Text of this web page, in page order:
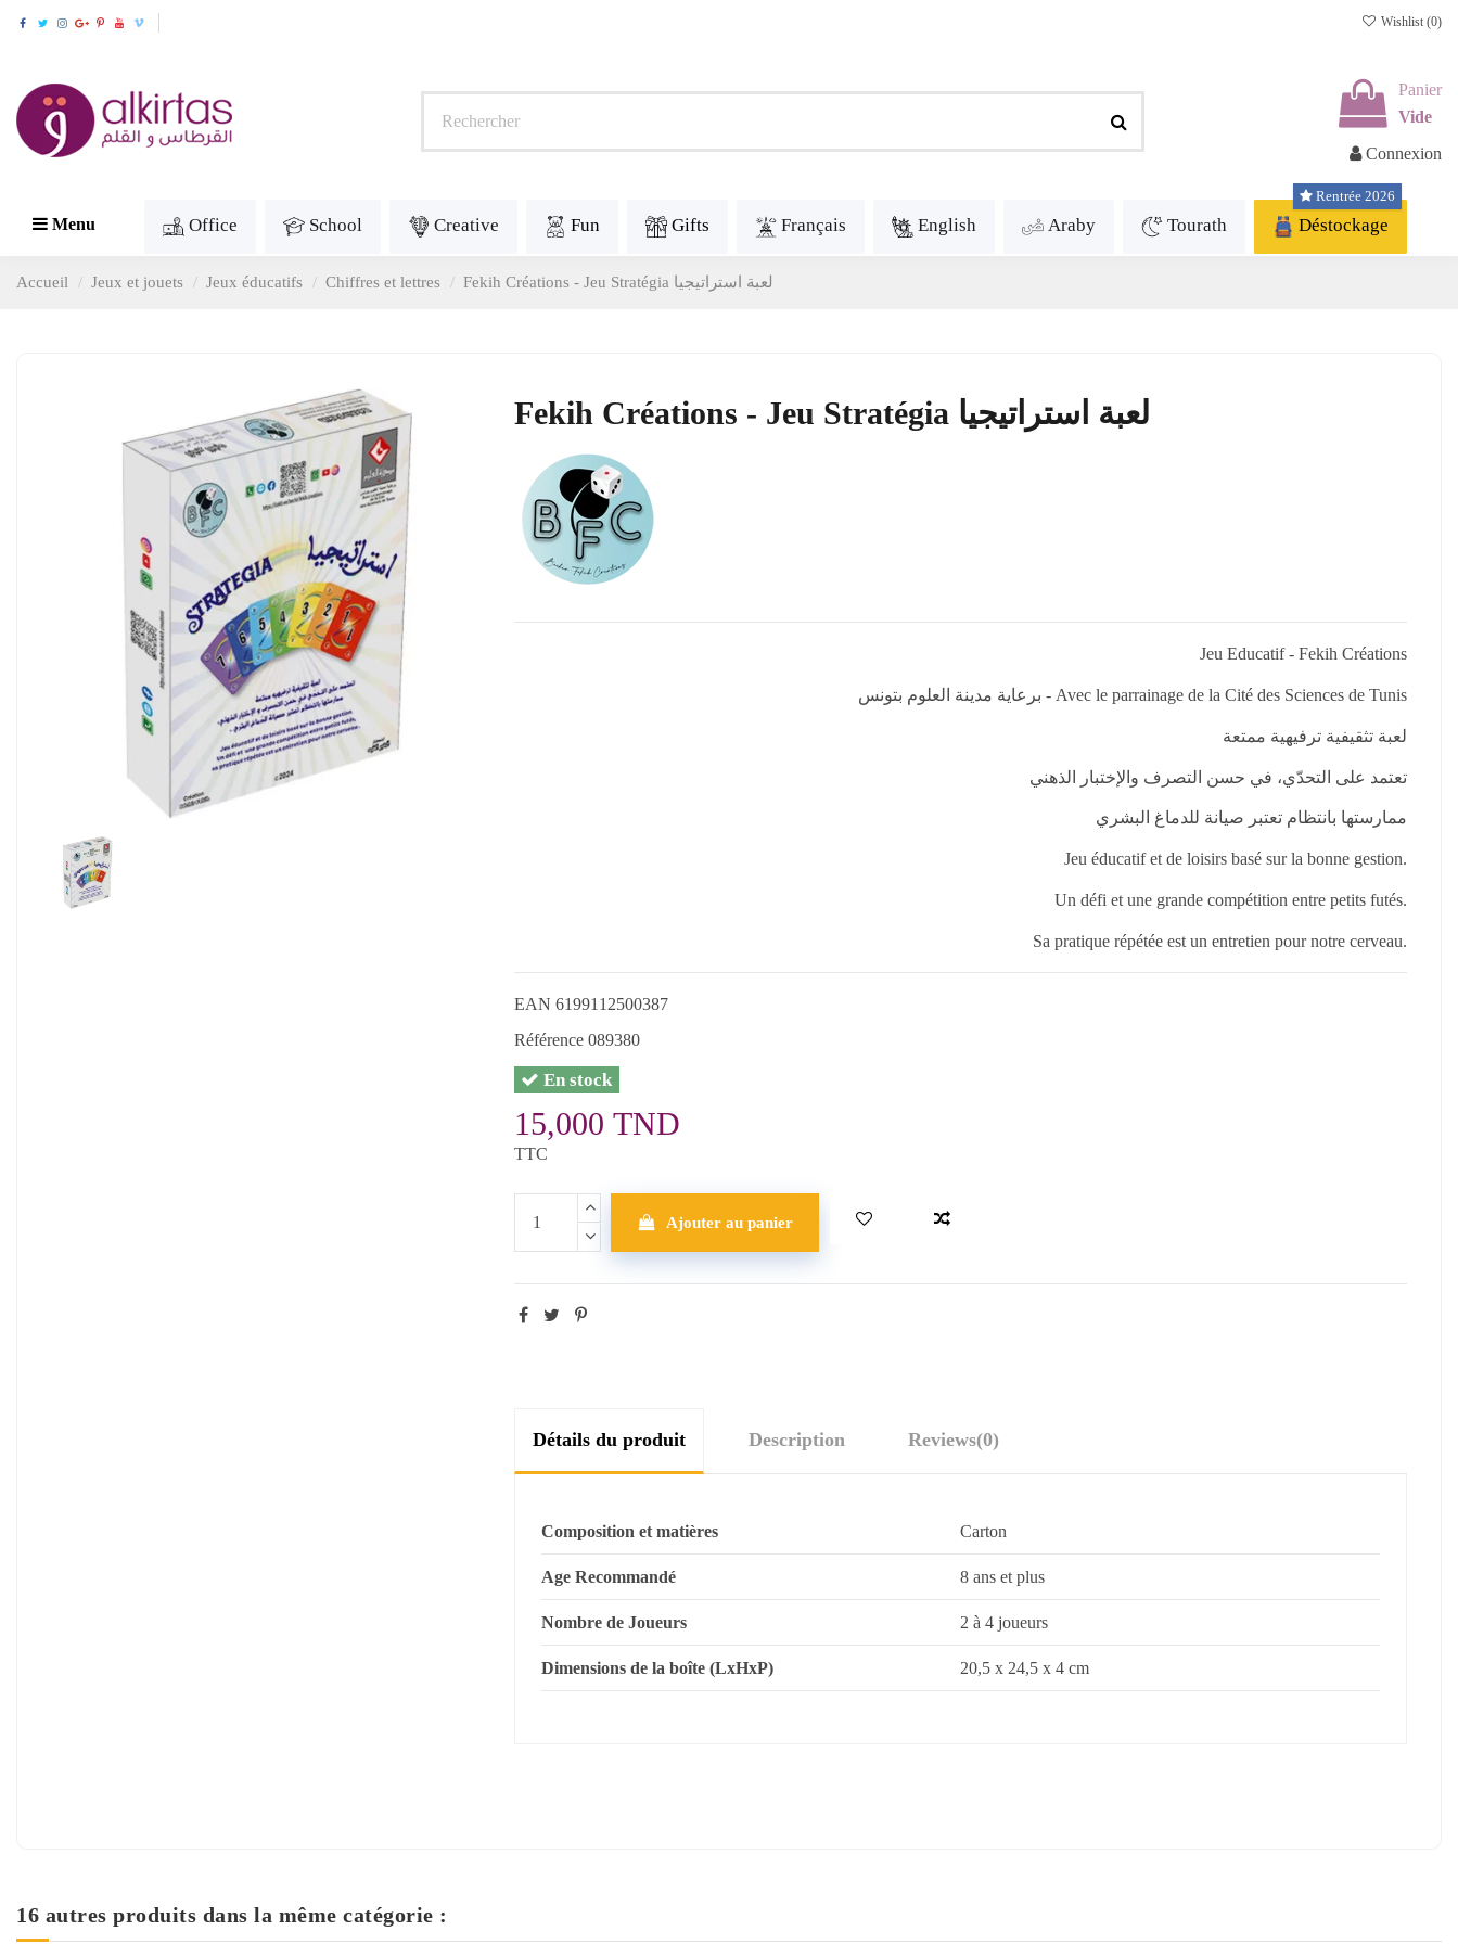
Wishlist (0)
Panier
Vide
Connexion
Menu Office School Creative Fun Gifts Français English Araby Tourath Déstockage
Rentrée 2026
Accueil Jeux et jouets Jeux éducatifs Chiffres et lettres Fekih Créations - Jeu Stratégia لعبة استراتيجيا
Fekih Créations - Jeu Stratégia لعبة استراتيجيا
Jeu Educatif - Fekih Créations
برعاية مدينة العلوم بتونس - Avec le parrainage de la Cité des Sciences de Tunis
لعبة تثقيفية ترفيهية ممتعة
تعتمد على التحدّي، في حسن التصرف والإختبار الذهني
ممارستها بانتظام تعتبر صيانة للدماغ البشري
Jeu éducatif et de loisirs basé sur la bonne gestion.
Un défi et une grande compétition entre petits futés.
Sa pratique répétée est un entretien pour notre cerveau.
EAN 6199112500387
Référence 089380
En stock
15,000 TND
TTC
Ajouter au panier
Détails du produit Description Reviews(0)
Composition et matières Carton
Age Recommandé 8 ans et plus
Nombre de Joueurs 2 à 4 joueurs
Dimensions de la boîte (LxHxP) 20,5 x 24,5 x 4 cm
16 autres produits dans la même catégorie :